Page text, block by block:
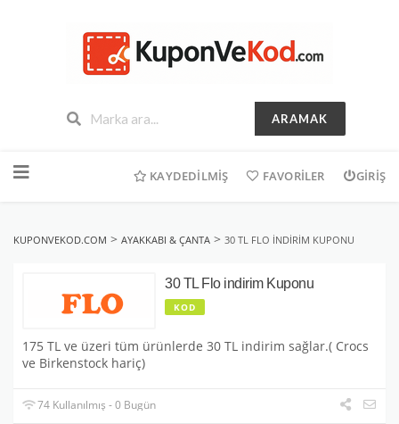
ARAMAK
geç
KAYDEDILMIŞ FAVORILER GIRIŞ
KUPONVEKOD.COM > AYAKKABI & ÇANTA > 30 TL FLO INDIRIM KUPONU
30 TL Flo indirim Kuponu
KOD
175 TL ve üzeri tüm ürünlerde 30 TL indirim sağlar.( Crocs
ve Birkenstock hariç)
74 Kullanılmış - 0 Bugün